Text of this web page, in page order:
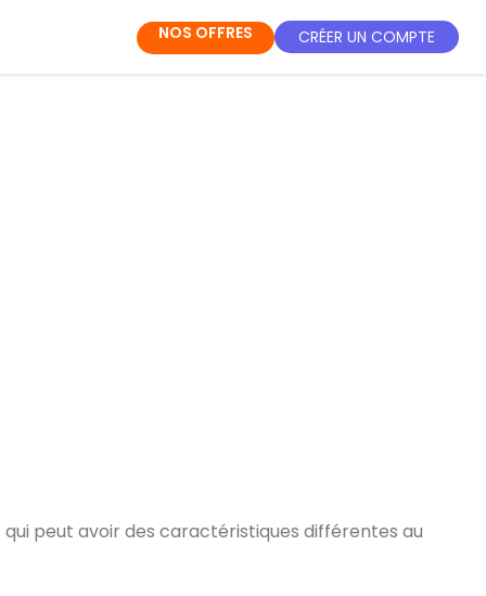
NOS OFFRES CRÉER UN COMPTE
peut avoir des caractéristiques différentes au